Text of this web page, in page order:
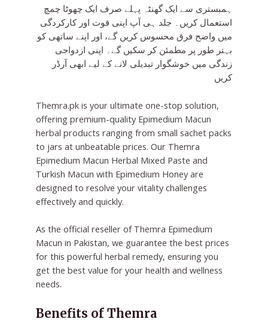
ہمبستری سے ایک گھنٹہ پہلے صرف ایک چھوٹا چمچ
استعمال کریں۔ جلد ہی آپ اپنی قوت اور کارکردگی
میں واضح فرق محسوس کریں گے، اور اپنے ساتھی کو
بہتر طور پر مطمئن کر سکیں گے۔ اپنی ازدواجی
زندگی میں خوشگوار تبدیلی لانے کے لیے ابھی آرڈر
کریں
Themra.pk is your ultimate one-stop solution,
offering premium-quality Epimedium Macun
herbal products ranging from small sachet packs
to jars at unbeatable prices. Our Themra
Epimedium Macun Herbal Mixed Paste and
Turkish Macun with Epimedium Honey are
designed to resolve your vitality challenges
effectively and quickly.
As the official reseller of Themra Epimedium
Macun in Pakistan, we guarantee the best prices
for this powerful herbal remedy, ensuring you
get the best value for your health and wellness
needs.
Benefits of Themra